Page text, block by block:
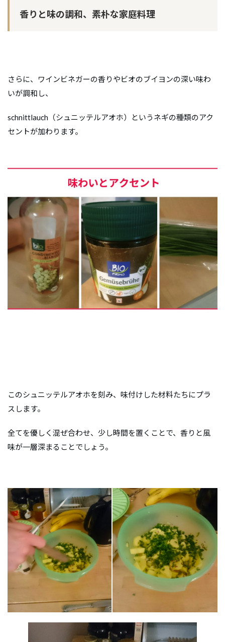
香りと味の調和、素朴な家庭料理
さらに、ワインビネガーの香りやビオのブイヨンの深い味わ
いが調和し、
schnittlauch（シュニッテルアオホ）というネギの種類のアク
セントが加わります。
このシュニッテルアオホを刻み、味付けした材料たちにプラ
スします。
全てを優しく混ぜ合わせ、少し時間を置くことで、香りと風
味が一層深まることでしょう。